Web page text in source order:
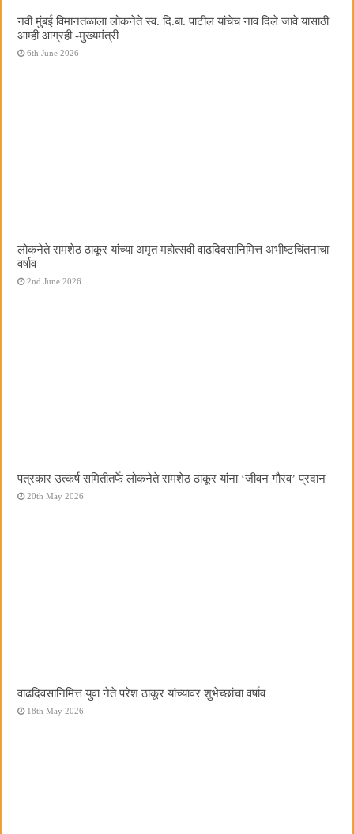
नवी मुंबई विमानतळाला लोकनेते स्व. दि.बा. पाटील यांचेच नाव दिले जावे यासाठी
आम्ही आग्रही -मुख्यमंत्री
6th June 2026
लोकनेते रामशेठ ठाकूर यांच्या अमृत महोत्सवी वाढदिवसानिमित्त अभीष्टचिंतनाचा
वर्षाव
2nd June 2026
पत्रकार उत्कर्ष समितीतर्फे लोकनेते रामशेठ ठाकूर यांना ‌‘जीवन गौरव‌’ प्रदान
20th May 2026
वाढदिवसानिमित्त युवा नेते परेश ठाकूर यांच्यावर शुभेच्छांचा वर्षाव
18th May 2026